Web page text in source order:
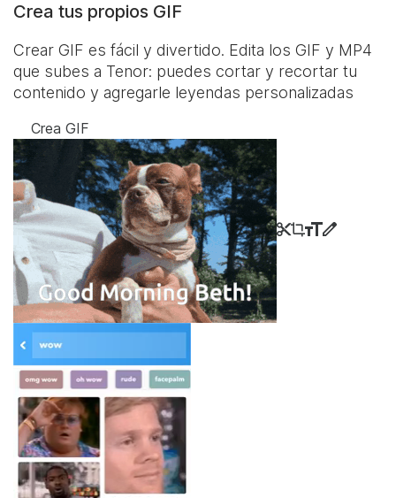
Crea tus propios GIF
Crear GIF es fácil y divertido. Edita los GIF y MP4
que subes a Tenor: puedes cortar y recortar tu
contenido y agregarle leyendas personalizadas
Crea GIF